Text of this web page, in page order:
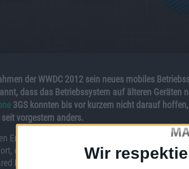
Wir
der WWDC 2012 sein neues mobiles
dass das Betriebssystem auf älteren Geräten
3GS konnten bis vor kurzem nicht darauf
vorgestern anders.
Entwickler die Beta 3 von
6. Es dauerte nicht
die auf ihren Smartphones neue
Photo Streams“ und um das Filtern von „VIP